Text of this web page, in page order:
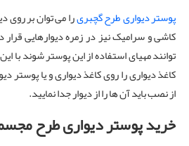
پوستر دیواری طرح گچبریرا می توان بر روی
کاشی و سرامیک نیز در زمره دیوارهایی قرار
توانند مهیای استفاده از این پوستر شوند با
کاغذ دیواری را روی کاغذ دیواری و یا
از نصب باید آن ها را از دیوار جدا نمایید.
خرید پوستر دیواری طرح